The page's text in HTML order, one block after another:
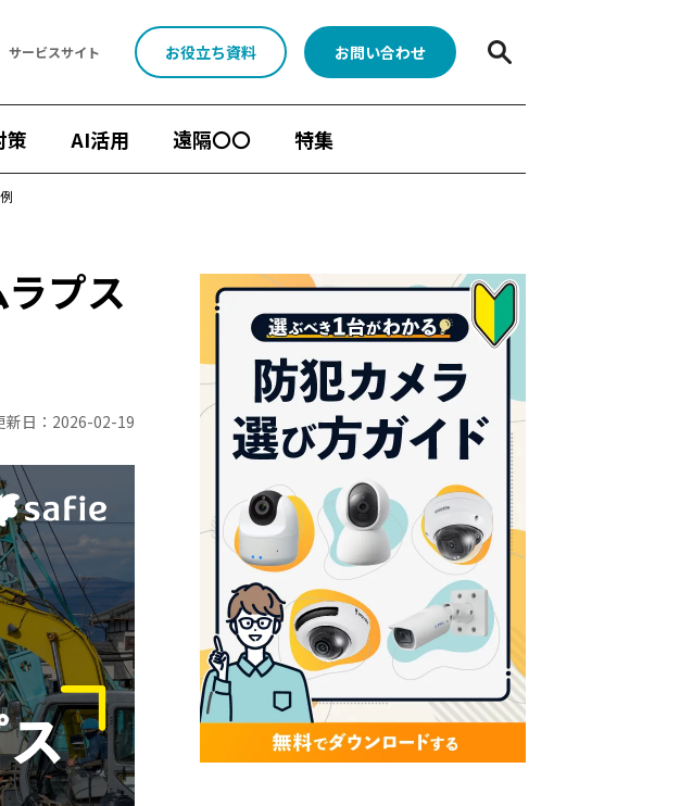
遠隔施工管理 BONX
水中ポンプ死活監視App
顧客分析 人手不足対策
Safieの機能
遠隔臨場
Safie GOシリーズ
ィー活用事例 キャンペーン
サービスサイト お役立ち資料 お問い合わせ
策 AI活用 遠隔〇〇 特集
プス
新日： 2026-02-19